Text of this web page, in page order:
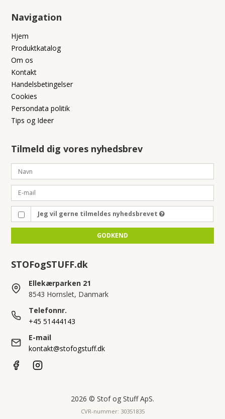
Navigation
Hjem
Produktkatalog
Om os
Kontakt
Handelsbetingelser
Cookies
Persondata politik
Tips og Ideer
Tilmeld dig vores nyhedsbrev
Jeg vil gerne tilmeldes nyhedsbrevet
GODKEND
STOFogSTUFF.dk
Ellekærparken 21
8543 Hornslet, Danmark
Telefonnr.
+45 51444143
E-mail
kontakt@stofogstuff.dk
2026 © Stof og Stuff ApS.
CVR-nummer: 30351835